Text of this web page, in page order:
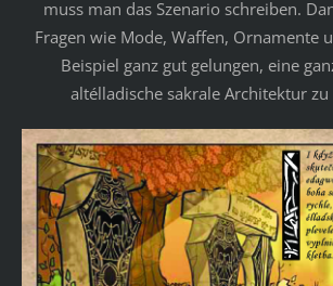
muss man das Szenario schreiben.
Fragen wie Mode, Waffen, Ornamente
Beispiel ganz gut gelungen, eine
altélladische sakrale Architektur zu